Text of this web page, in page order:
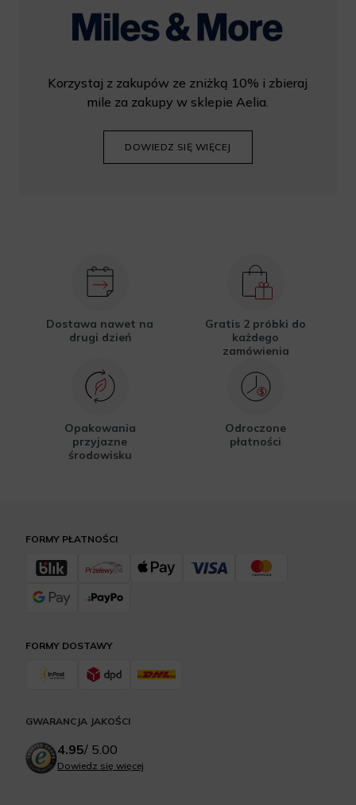
Korzystaj z zakupów ze zniżką 10% i zbieraj
mile za zakupy w sklepie Aelia.
DOWIEDZ SIĘ WIĘCEJ
Dostawa nawet na
drugi dzień
Gratis 2 próbki do
każdego
zamówienia
Opakowania
przyjazne
środowisku
Odroczone
płatności
FORMY DOSTAWY
FORMY PŁATNOŚCI
GWARANCJA JAKOŚCI
4.95/ 5.00
Dowiedz się więcej